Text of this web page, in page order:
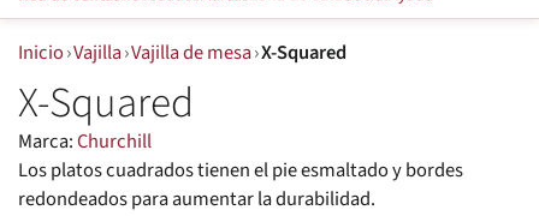
Inicio›Vajilla›Vajilla de mesa›X-Squared
X-Squared
Marca:Churchill
Los platos cuadrados tienen el pie esmaltado y bordes
redondeados para aumentar la durabilidad.